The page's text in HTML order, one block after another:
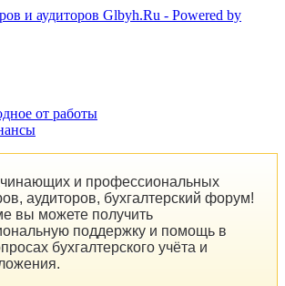
от работы
и профессиональных
аудиторов, бухгалтерский форум!
вы можете получить
поддержку и помощь в
бухгалтерского учёта и